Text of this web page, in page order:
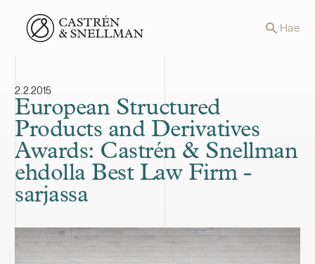
Front page Hae
2.2.2015
European Structured
Products and Derivatives
Awards: Castrén & Snellman
ehdolla Best Law Firm -
sarjassa